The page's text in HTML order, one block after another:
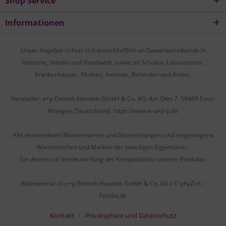
Informationen
Unser Angebot richtet sich ausschließlich an Gewerbetreibende in
Industrie, Handel und Handwerk, sowie an Schulen, Laboratorien,
Krankenhäuser, Kliniken, Institute, Behörden und Ämter.
Hersteller: e+p Elektrik Handels GmbH & Co. KG, Am Ohrt 7, 59469 Ense-
Höingen, Deutschland, https://www.e-und-p.de
Alle verwendeten Markennamen und Bezeichnungen sind eingetragene
Warenzeichen und Marken der jeweiligen Eigentümer.
Sie dienen zur Verdeutlichung der Kompatibilität unserer Produkte.
Bildmaterial: © e+p Elektrik Handels GmbH & Co. KG / © phyZick -
Fotolia.de
Kontakt
Privatsphäre und Datenschutz